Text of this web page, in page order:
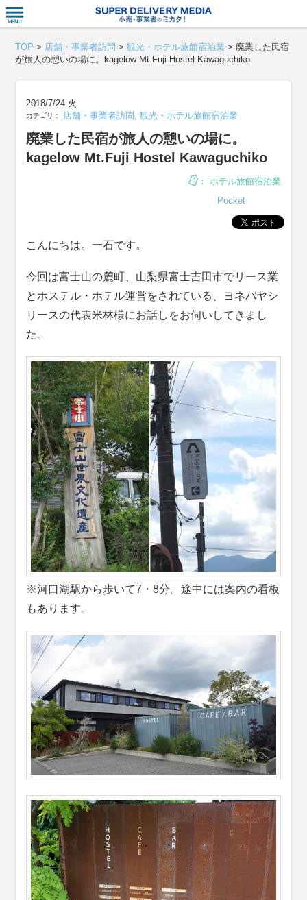
TOP > 店舗・事業者訪問 >観光・ホテル旅館宿泊業 > 廃業した民宿
が旅人の憩いの場に。kagelow Mt.Fuji Hostel Kawaguchiko
2018/7/24 火
カテゴリ： 店舗・事業者訪問 ,観光・ホテル旅館宿泊業
廃業した民宿が旅人の憩いの場に。
kagelow Mt.Fuji Hostel Kawaguchiko
： ホテル旅館宿泊業
Pocket
こんにちは。一石です。
今回は富士山の麓町、山梨県富士吉田市でリース業
とホステル・ホテル運営をされている、ヨネバヤシ
リースの代表米林様にお話しをお伺いしてきまし
た。
※河口湖駅から歩いて7・8分。途中には案内の看板
もあります。